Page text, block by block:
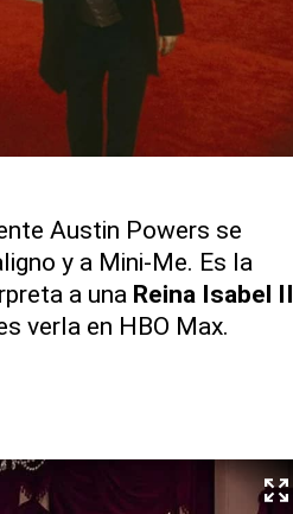
Austin Powers se
y a Mini-Me. Es la
a una Reina Isabel II
verla en HBO Max.